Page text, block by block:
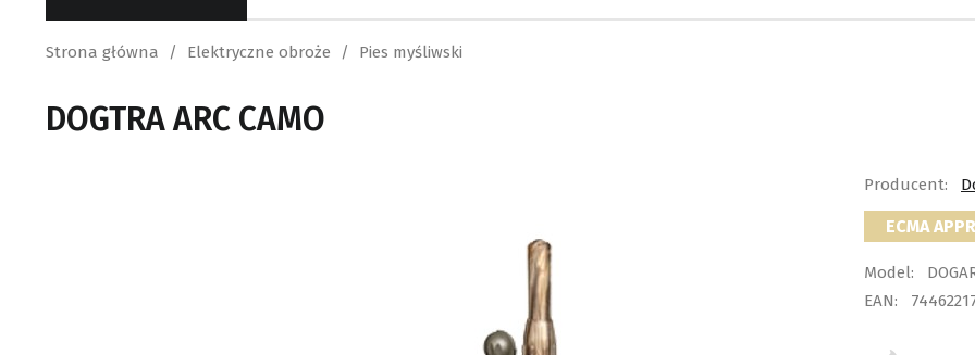
Strona główna Elektryczne obroże Pies myśliwski
DOGTRA ARC CAMO
Producent:
ECMA
Model:
EAN: